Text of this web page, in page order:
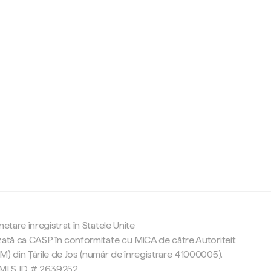
înregistrat în Statele Unite
ca CASP în conformitate cu MiCA de către Autoriteit
din Țările de Jos (număr de înregistrare 41000005).